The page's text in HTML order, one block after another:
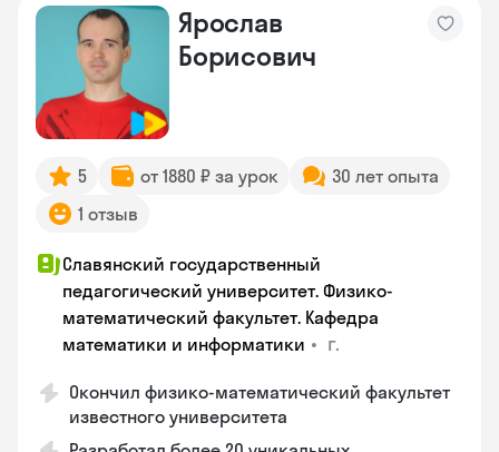
Ярослав
Борисович
5 от 1880 ₽ за урок
30 лет опыта
1 отзыв
Славянский государственный
педагогический университет. Физико-
математический факультет. Кафедра
математики и информатики • г.
Окончил физико-математический факультет
известного университета